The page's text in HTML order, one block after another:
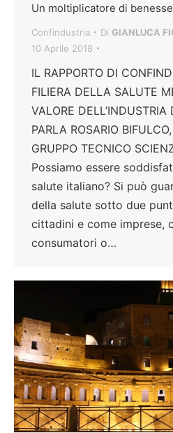
Un moltiplicatore di
Confindustria Di GIANLUCA
10 Aprile 2018
IL RAPPORTO DI
FILIERA DELLA SALUTE
VALORE
PARLA ROSARIO
GRUPPO TECNICO
Possiamo essere
salute italiano? Si può
della salute sotto due
cittadini e come imprese,
consumatori o…